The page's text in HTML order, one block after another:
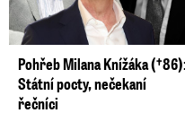
Pohřeb Milana Knížáka
Státní pocty, nečekaní
řečníci